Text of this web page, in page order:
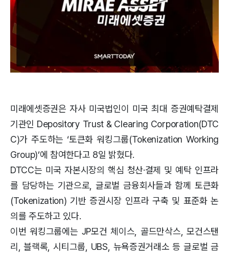
미래에셋증권은 자사 미국법인이 미국 최대 증권예탁결제
기관인 Depository Trust & Clearing Corporation(DTC
C)가 주도하는 ‘토큰화 워킹그룹(Tokenization Working
Group)’에 참여한다고 8일 밝혔다.
DTCC는 미국 자본시장의 핵심 청산·결제 및 예탁 인프라
를 담당하는 기관으로, 글로벌 금융회사들과 함께 토큰화
(Tokenization) 기반 증권시장 인프라 구축 및 표준화 논
의를 주도하고 있다.
이번 워킹그룹에는 JP모건 체이스, 골드만삭스, 모건스탠
리, 블랙록, 시티그룹, UBS, 뉴욕증권거래소 등 글로벌 금